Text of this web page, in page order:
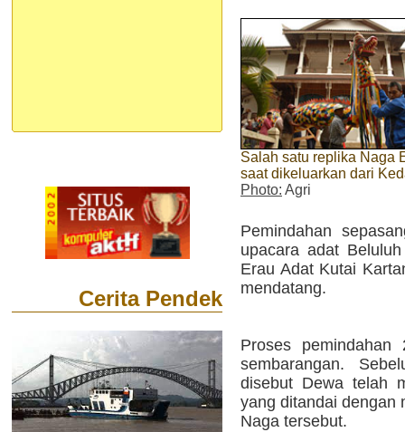
Cerita Pendek
Salah satu replika Naga
saat dikeluarkan dari
Photo: Agri
Pemindahan
upacara adat
Erau Adat Kutai
mendatang.
Proses
sembarangan.
disebut Dewa telah
yang ditandai dengan
Naga tersebut.